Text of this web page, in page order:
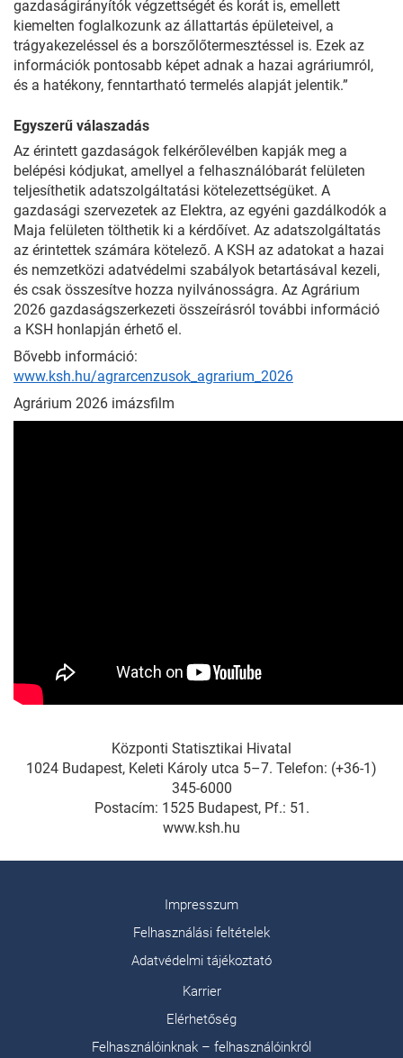
gazdaságirányítók végzettségét és korát is, emellett
kiemelten foglalkozunk az állattartás épületeivel, a
trágyakezeléssel és a borszőlőtermesztéssel is. Ezek az
információk pontosabb képet adnak a hazai agráriumról,
és a hatékony, fenntartható termelés alapját jelentik.”
Egyszerű válaszadás
Az érintett gazdaságok felkérőlevélben kapják meg a
belépési kódjukat, amellyel a felhasználóbarát felületen
teljesíthetik adatszolgáltatási kötelezettségüket. A
gazdasági szervezetek az Elektra, az egyéni gazdálkodók a
Maja felületen tölthetik ki a kérdőívet. Az adatszolgáltatás
az érintettek számára kötelező. A KSH az adatokat a hazai
és nemzetközi adatvédelmi szabályok betartásával kezeli,
és csak összesítve hozza nyilvánosságra. Az Agrárium
2026 gazdaságszerkezeti összeírásról további információ
a KSH honlapján érhető el.
Bővebb információ:
www.ksh.hu/agrarcenzusok_agrarium_2026
Agrárium 2026 imázsfilm
Központi Statisztikai Hivatal
1024 Budapest, Keleti Károly utca 5–7. Telefon: (+36-1)
345-6000
Postacím: 1525 Budapest, Pf.: 51.
www.ksh.hu
Impresszum
Felhasználási feltételek
Adatvédelmi tájékoztató
Karrier
Elérhetőség
Felhasználóinknak – felhasználóinkról